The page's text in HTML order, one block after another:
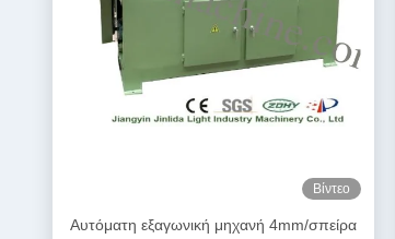
Βίντεο
Αυτόματη εξαγωνική μηχανή 4mm/σπείρα